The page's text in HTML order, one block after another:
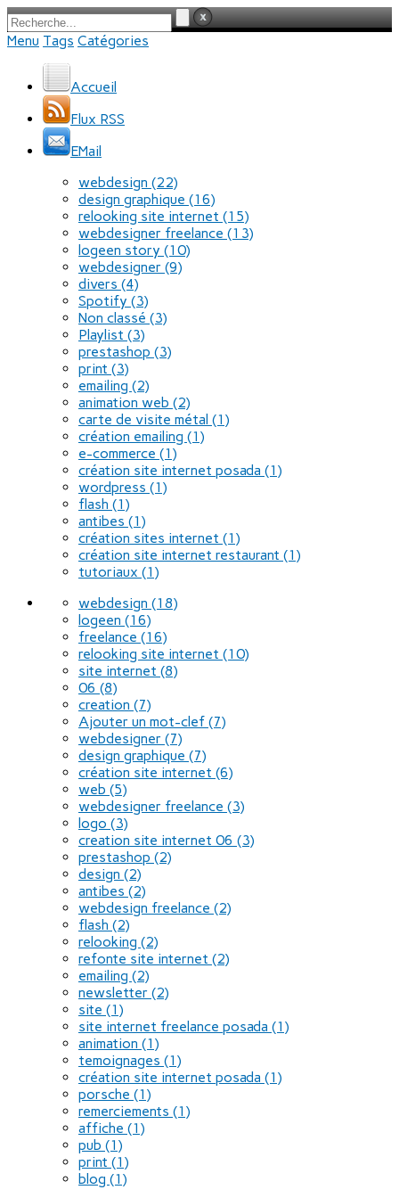
Menu Tags Catégories
Accueil
Flux RSS
EMail
webdesign (22)
design graphique (16)
relooking site internet (15)
webdesigner freelance (13)
logeen story (10)
webdesigner (9)
divers (4)
Spotify (3)
Non classé (3)
Playlist (3)
prestashop (3)
print (3)
emailing (2)
animation web (2)
carte de visite métal (1)
création emailing (1)
e-commerce (1)
création site internet posada (1)
wordpress (1)
flash (1)
antibes (1)
création sites internet (1)
création site internet restaurant (1)
tutoriaux (1)
webdesign (18)
logeen (16)
freelance (16)
relooking site internet (10)
site internet (8)
06 (8)
creation (7)
Ajouter un mot-clef (7)
webdesigner (7)
design graphique (7)
création site internet (6)
web (5)
webdesigner freelance (3)
logo (3)
creation site internet 06 (3)
prestashop (2)
design (2)
antibes (2)
webdesign freelance (2)
flash (2)
relooking (2)
refonte site internet (2)
emailing (2)
newsletter (2)
site (1)
site internet freelance posada (1)
animation (1)
temoignages (1)
création site internet posada (1)
porsche (1)
remerciements (1)
affiche (1)
pub (1)
print (1)
blog (1)